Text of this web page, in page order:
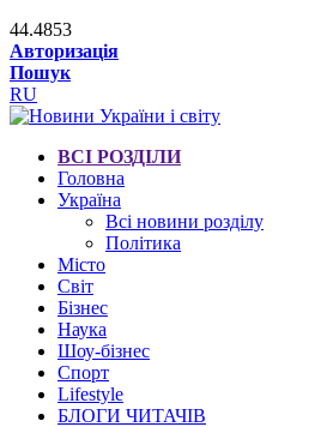
44.4853
Авторизація
Пошук
RU
ВСІ РОЗДІЛИ
Головна
Україна
Всі новини розділу
Політика
Місто
Світ
Бізнес
Наука
Шоу-бізнес
Спорт
Lifestyle
БЛОГИ ЧИТАЧІВ